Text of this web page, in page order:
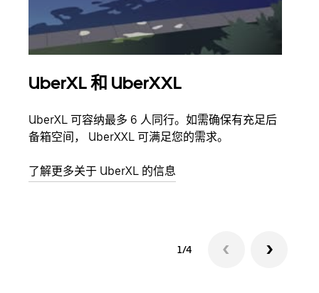
UberXL 和 UberXXL
UberXL 可容纳最多 6 人同行。如需确保有充足后
备箱空间， UberXXL 可满足您的需求。
了解更多关于 UberXL 的信息
1/4